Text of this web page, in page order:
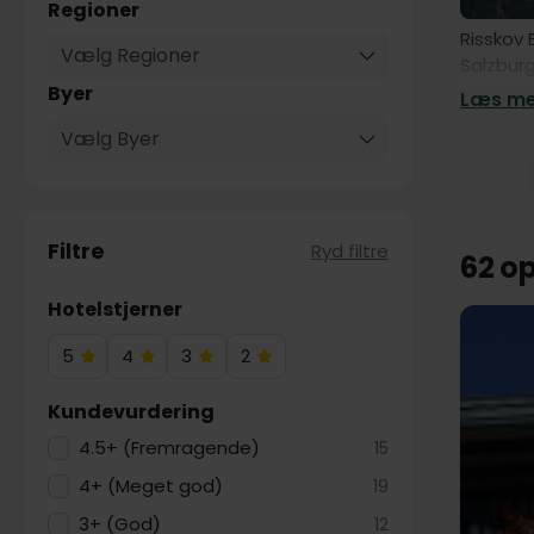
Regioner
Vælg Regioner
Byer
Vælg Byer
Filtre Ryd filtre
Hotelstjerner
5
5
4
4
3
3
2
2
Kundevurdering
4.5+ (Fremragende) 15
4+ (Meget god) 19
3+ (God) 12
nydes i
også
med
aktiv
I den
Den
Læs
62